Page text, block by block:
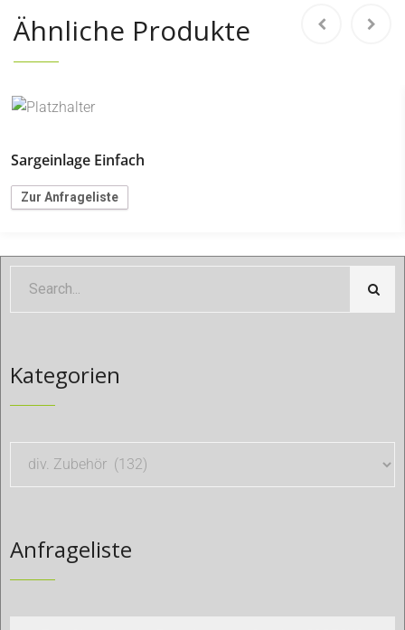
Ähnliche Produkte
Sargeinlage Einfach
Zur Anfrageliste
Kategorien
Anfrageliste